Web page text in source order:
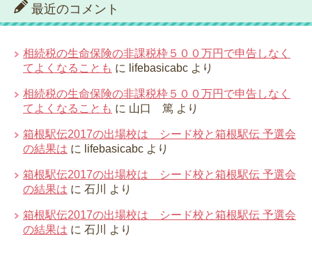
最近のコメント
相続税の生命保険の非課税枠５００万円で申告しなく
てよくなることも に lifebasicabc より
相続税の生命保険の非課税枠５００万円で申告しなく
てよくなることも に 山口 篤 より
箱根駅伝2017の出場校は シード校と箱根駅伝 予選会
の結果は に lifebasicabc より
箱根駅伝2017の出場校は シード校と箱根駅伝 予選会
の結果は に 石川 より
箱根駅伝2017の出場校は シード校と箱根駅伝 予選会
の結果は に 石川 より